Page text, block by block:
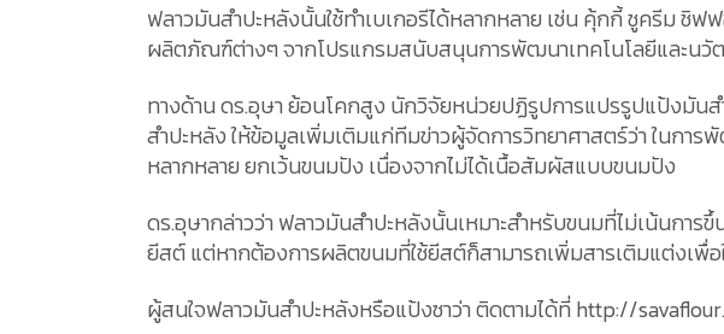
ฟลาวมันสำปะหลังนั้นใช้ทำเบเกอรีได้หลากหลาย เช่น คุ้กกี้ ชูครีม
ผลิตภัณฑ์ต่างๆ จากโปรแกรมสนับสนุนการพัฒนาเทคโนโลยีและนวั
ทางด้าน ดร.อุษา ย้อนโคกสูง นักวิจัยหน่วยปฏิรูปการแปรรูปแป้งมั
สำปะหลัง ให้ข้อมูลเพิ่มเติมแก่ทีมข่าวผู้จัดการวิทยาศาสตร์ว่า ในกา
หลากหลาย ยกเว้นขนมปัง เนื่องจากไม่ได้เนื้อสัมผัสแบบขนมปัง
ดร.อุษากล่าวว่า ฟลาวมันสำปะหลังนั้นเหมาะสำหรับขนมที่ไม่เน้นกา
ยีสต์ แต่หากต้องการผลิตขนมที่ใช้ยีสต์ก็สามารถเพิ่มสารเติมแต่งเพื่
ผู้สนใจฟลาวมันสำปะหลังหรือแป้งซาว่า ติดตามได้ที่ http://